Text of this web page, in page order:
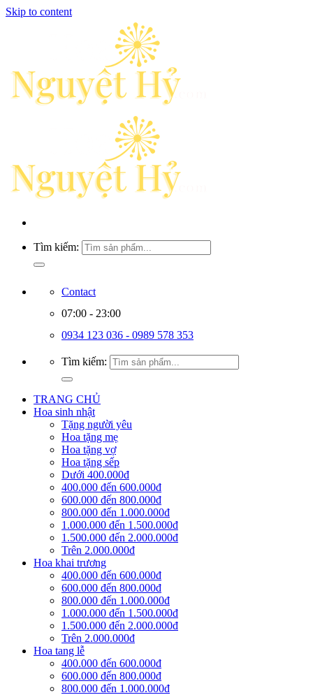
Skip to content
Tìm kiếm:
Contact
07:00 - 23:00
0934 123 036 - 0989 578 353
Tìm kiếm:
TRANG CHỦ
Hoa sinh nhật
Tặng người yêu
Hoa tặng mẹ
Hoa tặng vợ
Hoa tặng sếp
Dưới 400.000đ
400.000 đến 600.000đ
600.000 đến 800.000đ
800.000 đến 1.000.000đ
1.000.000 đến 1.500.000đ
1.500.000 đến 2.000.000đ
Trên 2.000.000đ
Hoa khai trương
400.000 đến 600.000đ
600.000 đến 800.000đ
800.000 đến 1.000.000đ
1.000.000 đến 1.500.000đ
1.500.000 đến 2.000.000đ
Trên 2.000.000đ
Hoa tang lễ
400.000 đến 600.000đ
600.000 đến 800.000đ
800.000 đến 1.000.000đ